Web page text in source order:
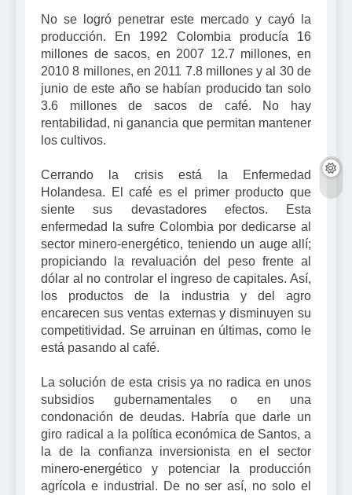
No se logró penetrar este mercado y cayó la
producción. En 1992 Colombia producía 16
millones de sacos, en 2007 12.7 millones, en
2010 8 millones, en 2011 7.8 millones y al 30 de
junio de este año se habían producido tan solo
3.6 millones de sacos de café. No hay
rentabilidad, ni ganancia que permitan mantener
los cultivos.
Cerrando la crisis está la Enfermedad
Holandesa. El café es el primer producto que
siente sus devastadores efectos. Esta
enfermedad la sufre Colombia por dedicarse al
sector minero-energético, teniendo un auge allí;
propiciando la revaluación del peso frente al
dólar al no controlar el ingreso de capitales. Así,
los productos de la industria y del agro
encarecen sus ventas externas y disminuyen su
competitividad. Se arruinan en últimas, como le
está pasando al café.
La solución de esta crisis ya no radica en unos
subsidios gubernamentales o en una
condonación de deudas. Habría que darle un
giro radical a la política económica de Santos, a
la de la confianza inversionista en el sector
minero-energético y potenciar la producción
agrícola e industrial. De no ser así, no solo el